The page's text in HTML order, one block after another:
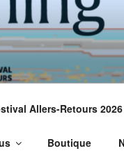
Allers-Retours 2026
Boutique